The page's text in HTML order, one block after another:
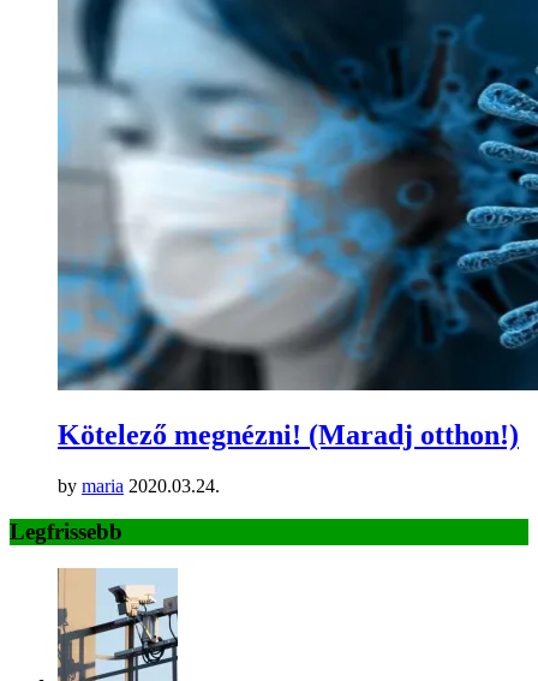
Kötelező megnézni! (Maradj otthon!)
by maria 2020.03.24.
Legfrissebb